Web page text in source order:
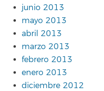
junio 2013
mayo 2013
abril 2013
marzo 2013
febrero 2013
enero 2013
diciembre 2012